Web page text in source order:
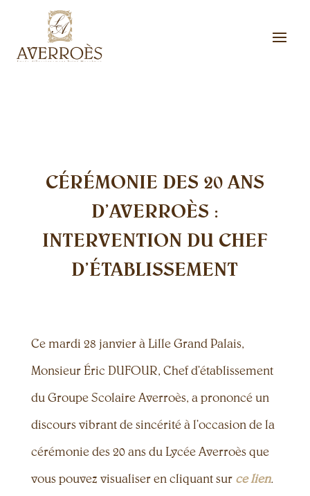
CÉRÉMONIE DES 20 ANS
D’AVERROÈS :
INTERVENTION DU CHEF
D’ÉTABLISSEMENT
Ce mardi 28 janvier à Lille Grand Palais,
Monsieur Éric DUFOUR, Chef d’établissement
du Groupe Scolaire Averroès, a prononcé un
discours vibrant de sincérité à l’occasion de la
cérémonie des 20 ans du Lycée Averroès que
vous pouvez visualiser en cliquant sur ce lien.